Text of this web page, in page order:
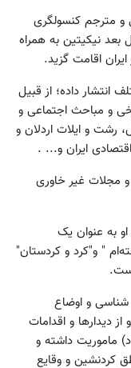
مترجم کنسولگری
نیکیتین به همراه
ایران اقامت گزید.
انتشار داده؛ از قبیل
و مباحث اجتماعی و
رشت و ایلات اردلان و
ایران و... .
مجلات غیر خاوری
به عنوان یک
" و"کرد و کردستان"
و اوضاع
دیدارها و اقدامات
ماموریت داشته و
کردنشین و وقایع